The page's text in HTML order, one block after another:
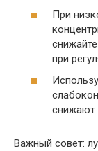
При
при
снижают
Важный совет: